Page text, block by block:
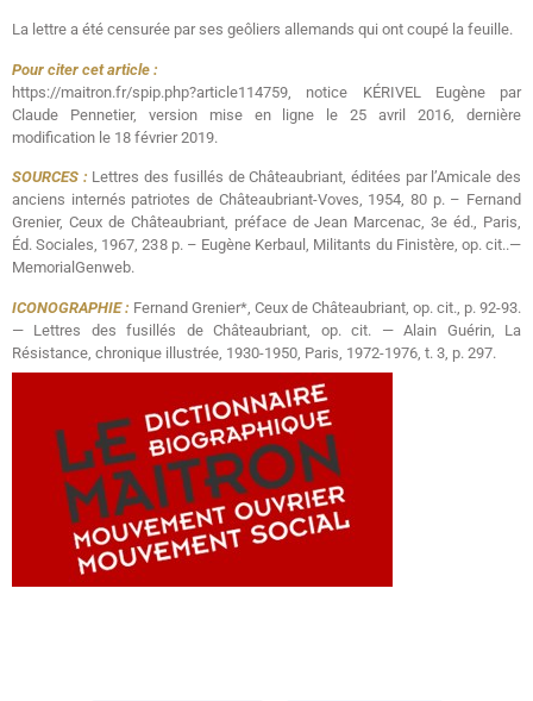
La lettre a été censurée par ses geôliers allemands qui ont coupé la feuille.
Pour citer cet article :
https://maitron.fr/spip.php?article114759, notice KÉRIVEL Eugène par
Claude Pennetier, version mise en ligne le 25 avril 2016, dernière
modification le 18 février 2019.
SOURCES : Lettres des fusillés de Châteaubriant, éditées par l’Amicale des
anciens internés patriotes de Châteaubriant-Voves, 1954, 80 p. – Fernand
Grenier, Ceux de Châteaubriant, préface de Jean Marcenac, 3e éd., Paris,
Éd. Sociales, 1967, 238 p. – Eugène Kerbaul, Militants du Finistère, op. cit..—
MemorialGenweb.
ICONOGRAPHIE : Fernand Grenier*, Ceux de Châteaubriant, op. cit., p. 92-93.
— Lettres des fusillés de Châteaubriant, op. cit. — Alain Guérin, La
Résistance, chronique illustrée, 1930-1950, Paris, 1972-1976, t. 3, p. 297.